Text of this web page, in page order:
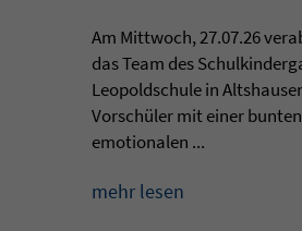
Am Mittwoch, 27.07.26
das Team des
Leopoldschule in
Vorschüler mit einer
emotionalen ...
mehr lesen